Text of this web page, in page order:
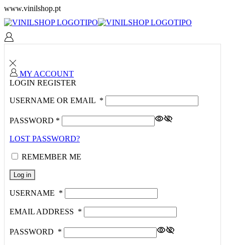
www.vinilshop.pt
MY ACCOUNT
LOGIN REGISTER
USERNAME OR EMAIL *
PASSWORD *
LOST PASSWORD?
REMEMBER ME
Log in
USERNAME *
EMAIL ADDRESS *
PASSWORD *